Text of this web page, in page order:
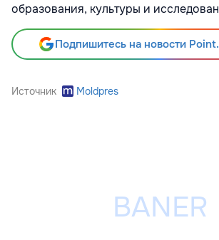
образования, культуры и
Подпишитесь на новости
Источник Moldpres